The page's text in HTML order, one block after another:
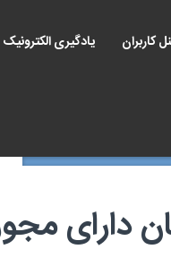
کاربران یادگیری الکترونیک
دارای